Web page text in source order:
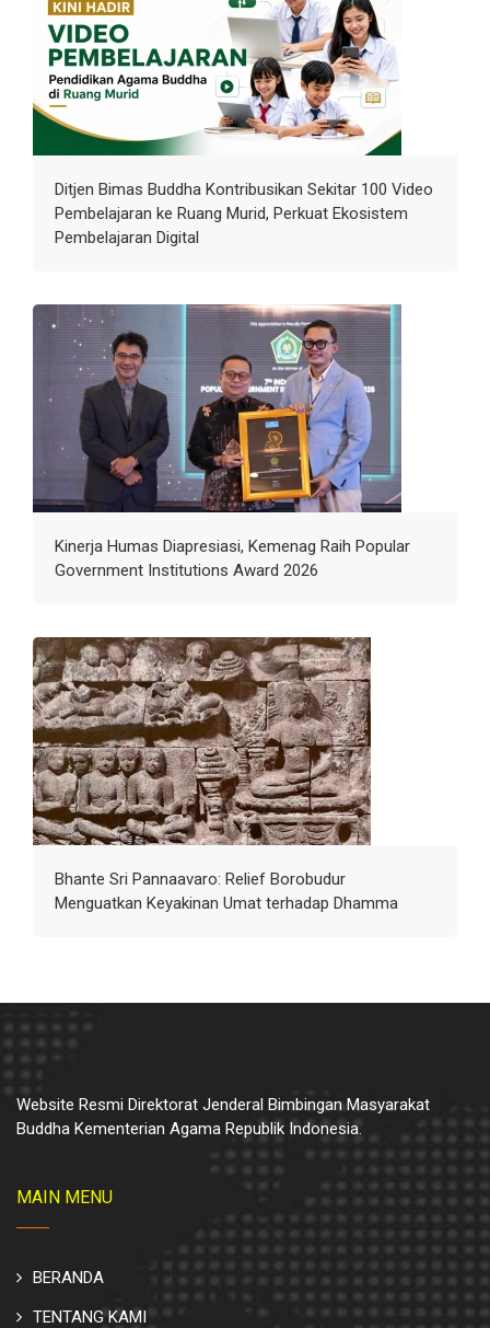
Ditjen Bimas Buddha Kontribusikan Sekitar 100 Video
Pembelajaran ke Ruang Murid, Perkuat Ekosistem
Pembelajaran Digital
Kinerja Humas Diapresiasi, Kemenag Raih Popular
Government Institutions Award 2026
Bhante Sri Pannaavaro: Relief Borobudur
Menguatkan Keyakinan Umat terhadap Dhamma
Website Resmi Direktorat Jenderal Bimbingan Masyarakat
Buddha Kementerian Agama Republik Indonesia.
MAIN MENU
BERANDA
TENTANG KAMI